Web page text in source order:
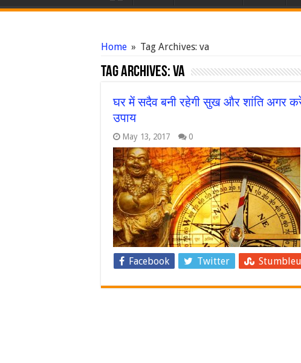
Home » Tag Archives: va
Tag Archives:va
घर में सदैव बनी रहेगी सुख और शांति अगर
उपाय
May 13, 2017 0
Facebook Twitter